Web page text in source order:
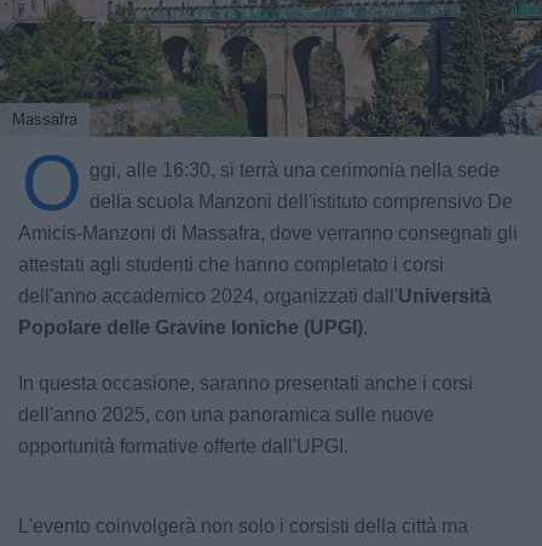
Massafra
O ggi, alle 16:30, si terrà una cerimonia nella sede
della scuola Manzoni dell'istituto comprensivo De
Amicis-Manzoni di Massafra, dove verranno consegnati gli
attestati agli studenti che hanno completato i corsi
dell'anno accademico 2024, organizzati dall'Università
Popolare delle Gravine Ioniche (UPGI).
In questa occasione, saranno presentati anche i corsi
dell'anno 2025, con una panoramica sulle nuove
opportunità formative offerte dall'UPGI.
L'evento coinvolgerà non solo i corsisti della città ma